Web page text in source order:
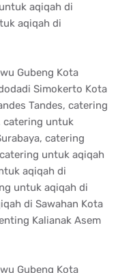
aqiqah di
aqiqah di
Gubeng Kota
Simokerto Kota
Tandes, catering
catering untuk
catering
untuk aqiqah
aqiqah di
untuk aqiqah di
di Sawahan Kota
Kalianak Asem
Gubeng Kota